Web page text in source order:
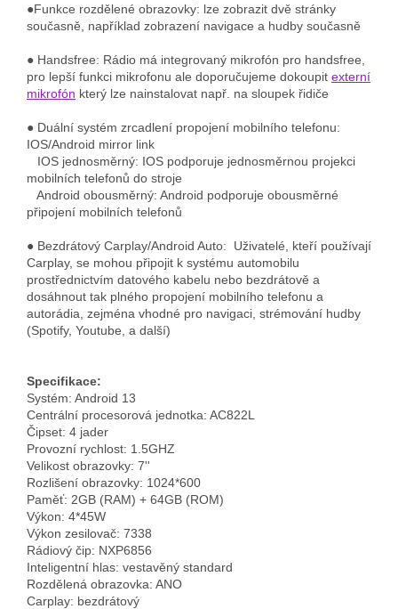
●Funkce rozdělené obrazovky: lze zobrazit dvě stránky
současně, například zobrazení navigace a hudby současně
● Handsfree: Rádio má integrovaný mikrofón pro handsfree,
pro lepší funkci mikrofonu ale doporučujeme dokoupit externí
mikrofón který lze nainstalovat např. na sloupek řidiče
● Duální systém zrcadlení propojení mobilního telefonu:
IOS/Android mirror link
IOS jednosměrný: IOS podporuje jednosměrnou projekci
mobilních telefonů do stroje
Android obousměrný: Android podporuje obousměrné
připojení mobilních telefonů
● Bezdrátový Carplay/Android Auto: Uživatelé, kteří používají
Carplay, se mohou připojit k systému automobilu
prostřednictvím datového kabelu nebo bezdrátově a
dosáhnout tak plného propojení mobilního telefonu a
autorádia, zejména vhodné pro navigaci, strémování hudby
(Spotify, Youtube, a další)
Specifikace:
Systém: Android 13
Centrální procesorová jednotka: AC822L
Čipset: 4 jader
Provozní rychlost: 1.5GHZ
Velikost obrazovky: 7''
Rozlišení obrazovky: 1024*600
Paměť: 2GB (RAM) + 64GB (ROM)
Výkon: 4*45W
Výkon zesilovač: 7338
Rádiový čip: NXP6856
Inteligentní hlas: vestavěný standard
Rozdělená obrazovka: ANO
Carplay: bezdrátový